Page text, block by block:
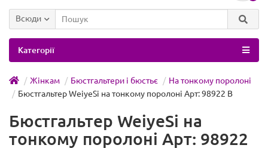
Всюди
Категорії
Жінкам Бюстгальтери і бюстьє
На тонкому поролоні
Бюстгальтер WeiyeSi на тонкому поролоні Арт: 98922 B
Бюстгальтер WeiyeSi на
тонкому поролоні Арт: 98922